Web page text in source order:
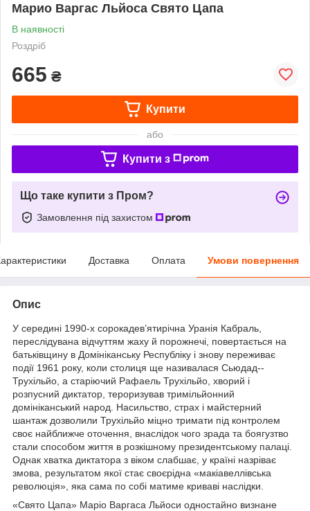
Марио Варгас Льйоса Свято Цапа
В наявності
Роздріб
665 ₴
Купити
або
Купити з
Що таке купити з Пром?
Замовлення під захистом
Доставка Оплата Умови повернення
Опис
У середині 1990-х сорокадев’ятирічна Уранія Кабраль,
переслідувана відчуттям жаху й порожнечі, повертається на
батьківщину в Домініканську Республіку і знову переживає
події 1961 року, коли столиця ще називалася Сьюдад-­
Трухільйо, а старіючий Рафаель Трухільйо, хворий і
розпусний диктатор, тероризував тримільйонний
домініканський народ. Насильство, страх і майстерний
шантаж до­зволили Трухільйо міцно тримати під контролем
своє найближче оточення, внаслідок чого зрада та боягузтво
стали способом життя в розкішному президентському палаці.
Однак хватка диктатора з віком слабшає, у країні назріває
змова, результатом якої стає своєрідна «макіавеллівська
революція», яка сама по собі матиме криваві наслідки.
«Свято Цапа» Маріо Варгаса Льйоси одностайно визнане